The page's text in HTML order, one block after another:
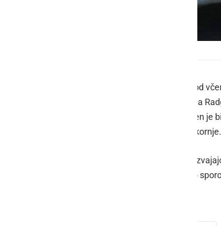
Policisti so bili obveščeni, da svojci od
Štuhca iz Črešnjevcev (občina Gornja
pristrižene lase in nosi očala. Oblečen
delavski plašč in obut v gumijaste škornje.
Policisti skupaj z ostalimi službami
informacije o pogrešanem, da jim to